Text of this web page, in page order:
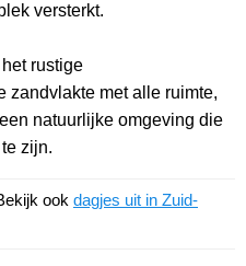
versterkt.
rustige
zandvlakte met alle ruimte,
natuurlijke omgeving die
zijn.
ook dagjes uit in Zuid-